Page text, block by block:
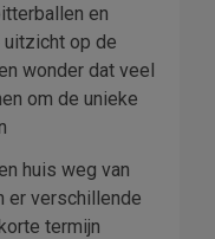
en
op de
wonder dat veel
om de unieke
huis weg van
er verschillende
termijn